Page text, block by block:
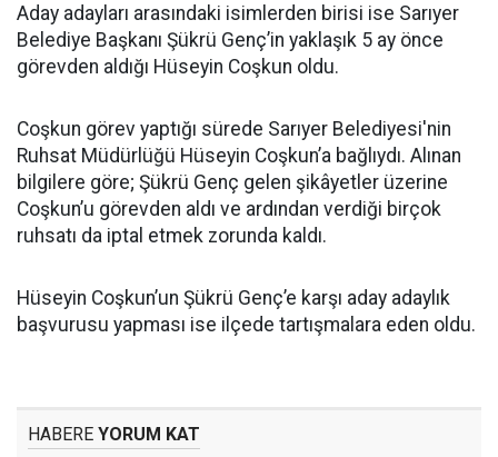
Aday adayları arasındaki isimlerden birisi ise Sarıyer
Belediye Başkanı Şükrü Genç’in yaklaşık 5 ay önce
görevden aldığı Hüseyin Coşkun oldu.
Coşkun görev yaptığı sürede Sarıyer Belediyesi'nin
Ruhsat Müdürlüğü Hüseyin Coşkun’a bağlıydı. Alınan
bilgilere göre; Şükrü Genç gelen şikâyetler üzerine
Coşkun’u görevden aldı ve ardından verdiği birçok
ruhsatı da iptal etmek zorunda kaldı.
Hüseyin Coşkun’un Şükrü Genç’e karşı aday adaylık
başvurusu yapması ise ilçede tartışmalara eden oldu.
HABERE YORUM KAT